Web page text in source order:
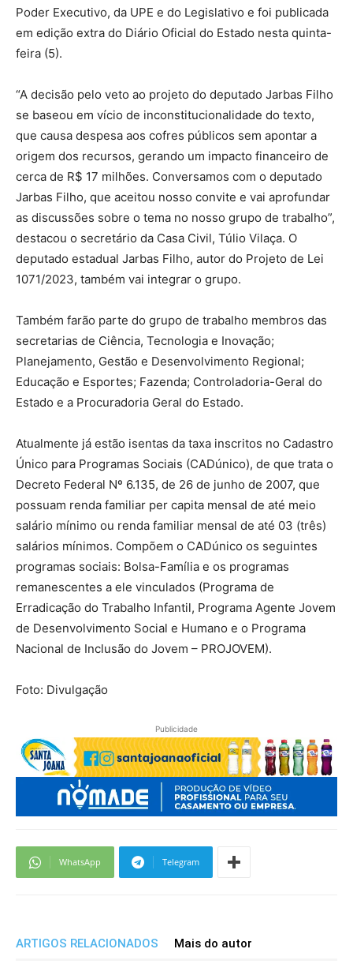
Poder Executivo, da UPE e do Legislativo e foi publicada
em edição extra do Diário Oficial do Estado nesta quinta-
feira (5).
“A decisão pelo veto ao projeto do deputado Jarbas Filho
se baseou em vício de inconstitucionalidade do texto,
que causa despesa aos cofres públicos sem apontar a
origem dos recursos, gerando um impacto financeiro de
cerca de R$ 17 milhões. Conversamos com o deputado
Jarbas Filho, que aceitou nosso convite e vai aprofundar
as discussões sobre o tema no nosso grupo de trabalho”,
destacou o secretário da Casa Civil, Túlio Vilaça. O
deputado estadual Jarbas Filho, autor do Projeto de Lei
1071/2023, também vai integrar o grupo.
Também farão parte do grupo de trabalho membros das
secretarias de Ciência, Tecnologia e Inovação;
Planejamento, Gestão e Desenvolvimento Regional;
Educação e Esportes; Fazenda; Controladoria-Geral do
Estado e a Procuradoria Geral do Estado.
Atualmente já estão isentas da taxa inscritos no Cadastro
Único para Programas Sociais (CADúnico), de que trata o
Decreto Federal Nº 6.135, de 26 de junho de 2007, que
possuam renda familiar per capita mensal de até meio
salário mínimo ou renda familiar mensal de até 03 (três)
salários mínimos. Compõem o CADúnico os seguintes
programas sociais: Bolsa-Família e os programas
remanescentes a ele vinculados (Programa de
Erradicação do Trabalho Infantil, Programa Agente Jovem
de Desenvolvimento Social e Humano e o Programa
Nacional de Inclusão do Jovem – PROJOVEM).
Foto: Divulgação
Publicidade
WhatsApp Telegram
ARTIGOS RELACIONADOS Mais do autor